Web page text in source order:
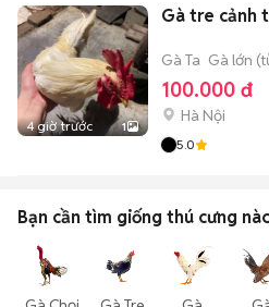
4 giờ trước 1
Gà tre cảnh
Gà Ta Gà lớn
100.000 đ
Hà Nội
5.0
Bạn cần tìm giống thú cưng